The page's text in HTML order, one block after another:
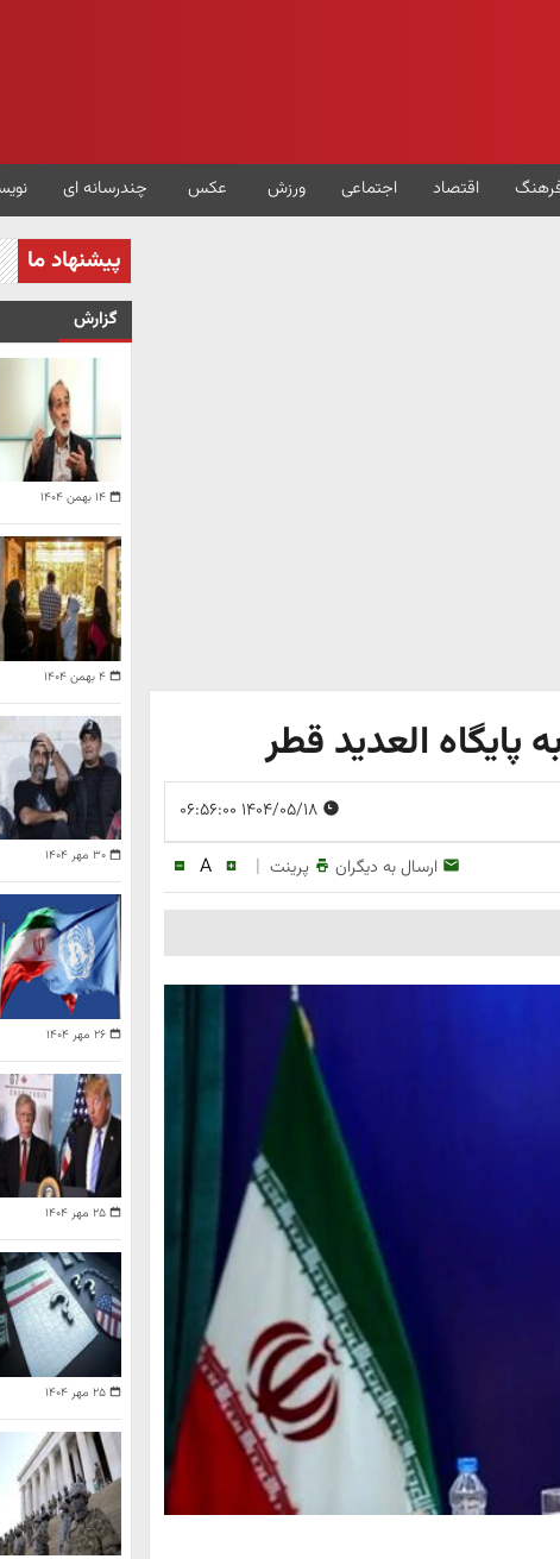
اقتصاد اجتماعی ورزش عکس چندرسانه ای
العدید قطر
ارسال به دیگران پرینت |
A
پیشنهاد ما
گزارش
۱۴ بهمن ۱۴۰۴
۴ بهمن ۱۴۰۴
۳۰ مهر ۱۴۰۴
۲۶ مهر ۱۴۰۴
۲۵ مهر ۱۴۰۴
۲۵ مهر ۱۴۰۴